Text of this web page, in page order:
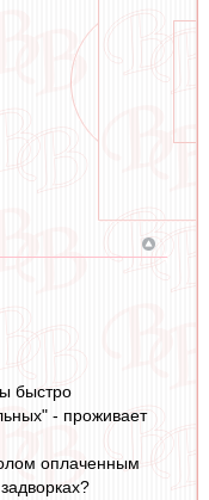
быстро
- проживает
оплаченным